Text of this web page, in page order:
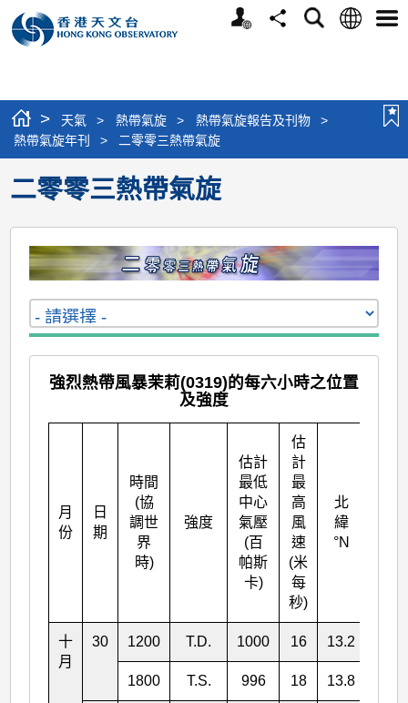
個
分
搜
語
選
> 天氣 > 熱帶氣旋 > 熱帶氣旋報告及刊物
>
熱帶氣旋年刊
> 二零零三熱帶氣旋
二零零三熱帶氣旋
強烈熱帶風暴茉莉(0319)的每六小時之位置
及強度
月
份
日
期
時間
(協
調世
界
時)
強度
估計
最低
中心
氣壓
(百
帕斯
卡)
估
計
最
高
風
速
(米
每
秒)
北
緯
°N
十
月
30 1200 T.D. 1000 16 13.2
1800 T.S. 996 18 13.8